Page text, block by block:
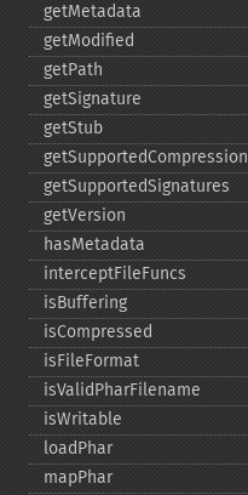
getMetadata
getModified
getPath
getSignature
getStub
getSupportedCompression
getSupportedSignatures
getVersion
hasMetadata
interceptFileFuncs
isBuffering
isCompressed
isFileFormat
isValidPharFilename
isWritable
loadPhar
mapPhar